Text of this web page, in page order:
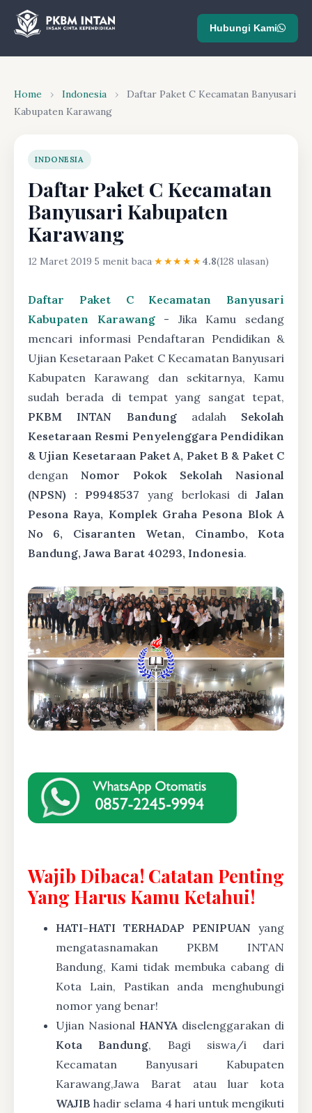
Hubungi Kami
Home › Indonesia ›
Daftar Paket C Kecamatan Banyusari
Kabupaten Karawang
INDONESIA
Daftar Paket C Kecamatan
Banyusari Kabupaten
Karawang
12 Maret 2019·5 menit baca·★★★★★4.8(128 ulasan)
Daftar Paket C Kecamatan Banyusari
Kabupaten Karawang- Jika Kamu sedang
mencari informasi Pendaftaran Pendidikan &
Ujian Kesetaraan Paket C Kecamatan Banyusari
Kabupaten Karawang dan sekitarnya, Kamu
sudah berada di tempat yang sangat tepat,
PKBM INTAN Bandungadalah Sekolah
Kesetaraan Resmi Penyelenggara Pendidikan
& Ujian Kesetaraan Paket A, Paket B & Paket C
denganNomor Pokok Sekolah Nasional
(NPSN) : P9948537 yang berlokasi diJalan
Pesona Raya, Komplek Graha Pesona Blok A
No 6, Cisaranten Wetan, Cinambo, Kota
Bandung, Jawa Barat 40293, Indonesia.
Wajib Dibaca! Catatan Penting
Yang Harus Kamu Ketahui!
HATI-HATI TERHADAP PENIPUAN yang
mengatasnamakan PKBM INTAN
Bandung, Kami tidak membuka cabang di
Kota Lain, Pastikan anda menghubungi
nomor yang benar!
Ujian Nasional HANYA diselenggarakan di
Kota Bandung, Bagi siswa/i dari
Kecamatan Banyusari Kabupaten
Karawang,Jawa Barat atau luar kota
WAJIB hadir selama 4 hari untuk mengikuti